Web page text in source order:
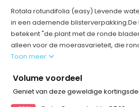
Rotala rotundifolia (easy) Levende
in een ademende blisterverpakking.De
betekent "de plant met de ronde
alleen voor de moerasvarieteit, die
Toon meer
Volume voordeel
Geniet van deze geweldige